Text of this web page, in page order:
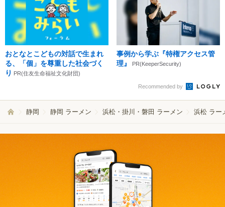
おとなとこどもの対話で生まれ
る、「個」を尊重した社会づく
り PR(住友生命福祉文化財団)
事例から学ぶ『特権アクセス管
理』
PR(KeeperSecurity)
Recommended by
静岡 静岡 ラーメン 浜松・掛川・磐田 ラーメン 浜松 ラー